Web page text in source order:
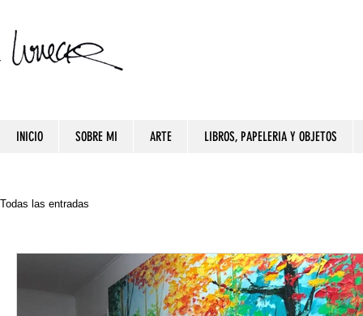
INICIO SOBRE MI ARTE LIBROS, PAPELERIA Y OBJETOS
Todas las entradas